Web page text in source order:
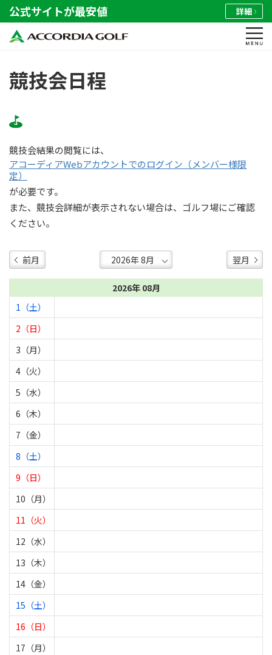
公式サイトが最安値 詳細
競技会日程
競技会結果の閲覧には、
アコーディアWebアカウントでのログイン（メンバー様限
定）
が必要です。
また、競技会詳細が表示されない場合は、ゴルフ場にご確認
ください。
前月 翌月
2026年 08月
1（土）
2（日）
3（月）
4（火）
5（水）
6（木）
7（金）
8（土）
9（日）
10（月）
11（火）
12（水）
13（木）
14（金）
15（土）
16（日）
17（月）